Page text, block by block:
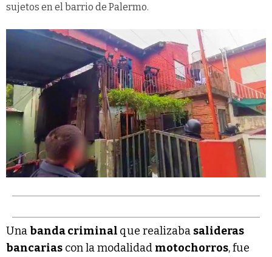
sujetos en el barrio de Palermo.
Unabanda criminal que realizaba salideras
bancarias con la modalidad motochorros, fue